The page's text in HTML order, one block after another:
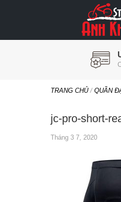
TRANG CHỦ/ QUẦN
jc-pro-short-
Tháng 3 7, 2020